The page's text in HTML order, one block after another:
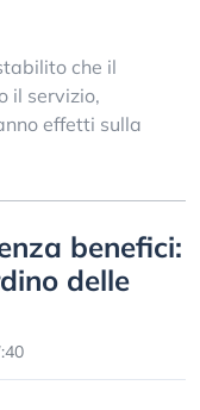
che il
il servizio,
effetti sulla
benefici:
delle